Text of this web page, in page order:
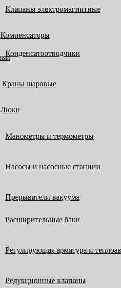
Клапаны электромагнитные
Компенсаторы
Конденсатоотводчики
Краны шаровые
Люки
Манометры и термометры
Насосы и насосные станции
Прерыватели вакуума
Расширительные баки
Регулирующая арматура и
Редукционные клапаны